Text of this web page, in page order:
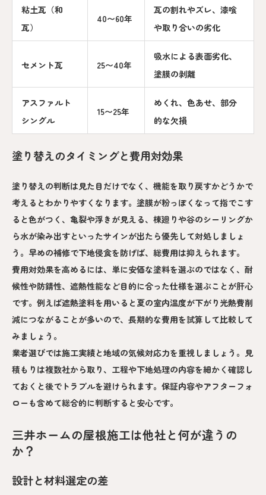
粘土瓦（和
瓦）
40〜60年
瓦の割れやズレ、漆喰
や取り合いの劣化
セメント瓦 25〜40年
吸水による表面劣化、
塗膜の剥離
アスファルト
シングル
15〜25年
めくれ、色あせ、部分
的な欠損
塗り替えのタイミングと費用対効果
塗り替えの判断は見た目だけでなく、機能を取り戻すかどうかで
考えるとわかりやすくなります。塗膜が粉っぽくなって指でこす
ると色がつく、亀裂や浮きが見える、棟廻りや谷のシーリングか
ら水が染み出すといったサインが出たら優先して対処しましょ
う。早めの補修で下地侵食を防げば、総費用は抑えられます。
費用対効果を高めるには、単に安価な塗料を選ぶのではなく、耐
候性や防錆性、遮熱性能など目的に合った仕様を選ぶことが肝心
です。例えば遮熱塗料を用いると夏の室内温度が下がり光熱費削
減につながることが多いので、長期的な費用を試算して比較して
みましょう。
業者選びでは施工実績と地域の気候対応力を重視しましょう。見
積もりは複数社から取り、工程や下地処理の内容を細かく確認し
ておくと後でトラブルを避けられます。保証内容やアフターフォ
ローも含めて総合的に判断すると安心です。
三井ホームの屋根施工は他社と何が違うの
か？
設計と材料選定の差